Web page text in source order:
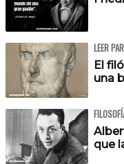
LEER
El
una
que